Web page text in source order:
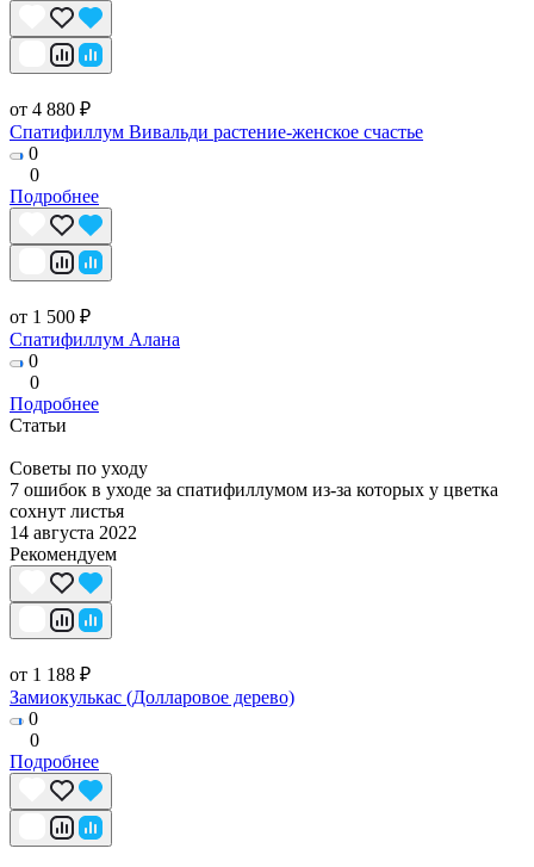
от 4 880 ₽
Спатифиллум Вивальди растение-женское счастье
0
0
Подробнее
от 1 500 ₽
Спатифиллум Алана
0
0
Подробнее
Статьи
Советы по уходу
7 ошибок в уходе за спатифиллумом из-за которых у цветка
сохнут листья
14 августа 2022
Рекомендуем
от 1 188 ₽
Замиокулькас (Долларовое дерево)
0
0
Подробнее